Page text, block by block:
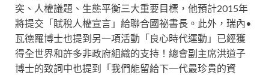
突、人權議題、生態平衡三大重要目標，他預計2015年
將提交「賦稅人權宣言」給聯合國祕書長。此外，瑞內•
瓦德羅博士也提到另一項活動「良心時代運動」已經獲
得全世界和許多非政府組織的支持！總會副主席洪道子
博士的致詞中也提到「我們能留給下一代最珍貴的資